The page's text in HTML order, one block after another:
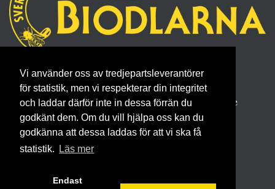
Vi använder oss av tredjepartsleverantörer
för statistik, men vi respekterar din integritet
och laddar därför inte in dessa förrän du
godkänt dem. Om du vill hjälpa oss kan du
godkänna att dessa laddas för att vi ska få
statistik.
Läs mer
Endast
Sveriges Biodlares Riksförbund
Borgmästaregatan 26, 596 34 Skänninge
Telefon 0142- 48 20 00, E-post: info@biodlarna.se
Köpvillkor för medlemskap